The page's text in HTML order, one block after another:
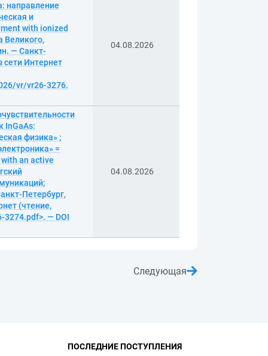
направление
и
with ionized
Великого,
— Санкт-
сети Интернет
vr/vr26-3276.
04.08.2026
InGaAs:
физика» ;
=
an active
Петербург,
(чтение,
— DOI
04.08.2026
Следующая
ПОСЛЕДНИЕ ПОСТУПЛЕНИЯ